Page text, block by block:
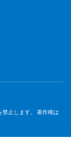
止します。 著作権は